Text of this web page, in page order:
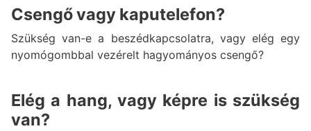
Csengő vagy kaputelefon?
Szükség van-e a beszédkapcsolatra, vagy elég egy
nyomógombbal vezérelt hagyományos csengő?
Elég a hang, vagy képre is szükség
van?